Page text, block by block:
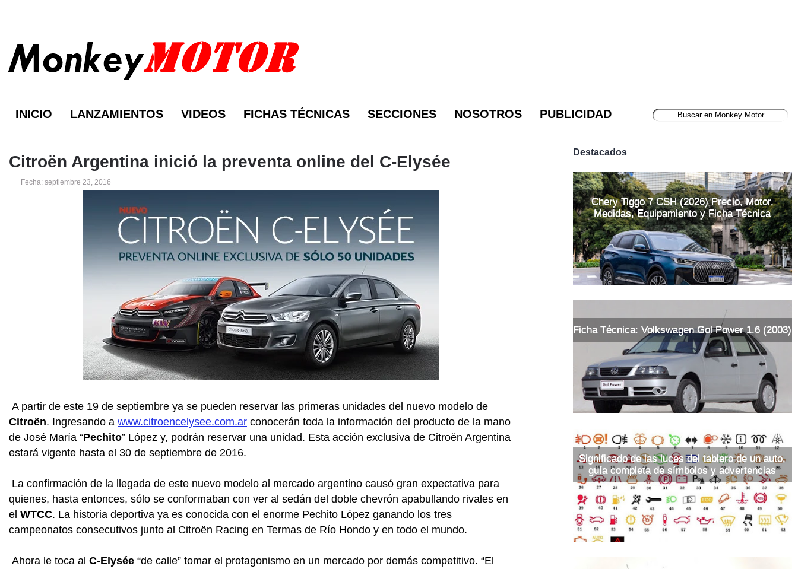
INICIO LANZAMIENTOS VIDEOS FICHAS TÉCNICAS SECCIONES NOSOTROS PUBLICIDAD
Citroën Argentina inició la preventa online del C-Elysée
Fecha: septiembre 23, 2016
A partir de este 19 de septiembre ya se pueden reservar las primeras unidades del nuevo modelo de
Citroën. Ingresando a www.citroencelysee.com.ar conocerán toda la información del producto de la mano
de José María “Pechito” López y, podrán reservar una unidad. Esta acción exclusiva de Citroën Argentina
estará vigente hasta el 30 de septiembre de 2016.
La confirmación de la llegada de este nuevo modelo al mercado argentino causó gran expectativa para
quienes, hasta entonces, sólo se conformaban con ver al sedán del doble chevrón apabullando rivales en
el WTCC. La historia deportiva ya es conocida con el enorme Pechito López ganando los tres
campeonatos consecutivos junto al Citroën Racing en Termas de Río Hondo y en todo el mundo.
Ahora le toca al C-Elysée “de calle” tomar el protagonismo en un mercado por demás competitivo. “El
Destacados
Chery Tiggo 7 CSH (2026) Precio, Motor,
Medidas, Equipamiento y Ficha Técnica
Ficha Técnica: Volkswagen Gol Power 1.6 (2003)
Significado de las luces del tablero de un auto,
guía completa de símbolos y advertencias